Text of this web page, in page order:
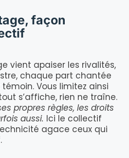
façon
vient apaiser les rivalités,
chaque part chantée
Vous limitez ainsi
s’affiche, rien ne traîne.
propres règles, les droits
aussi. Ici le collectif
agace ceux qui